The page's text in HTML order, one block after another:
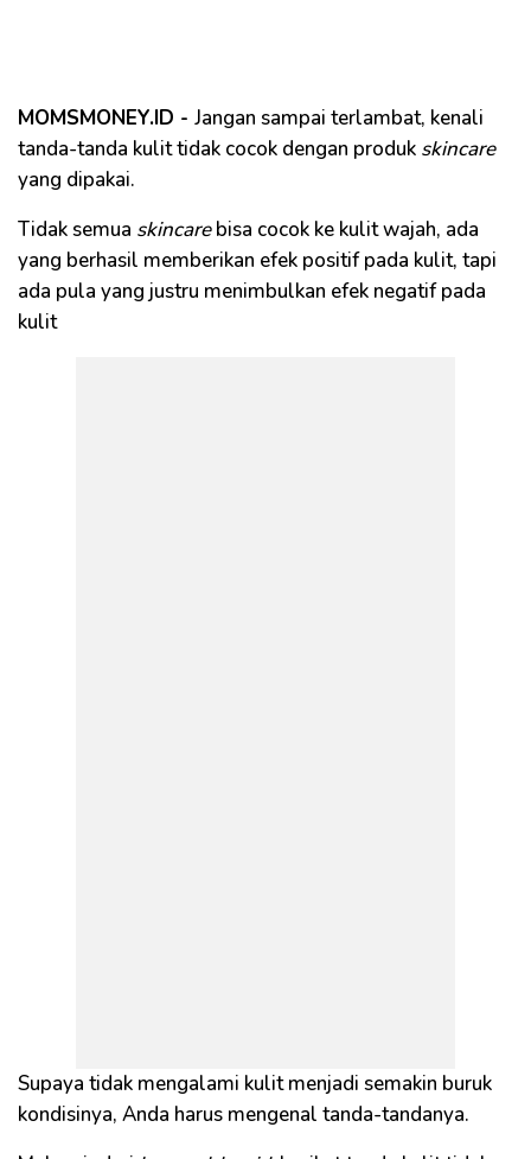
MOMSMONEY.ID - Jangan sampai terlambat, kenali
tanda-tanda kulit tidak cocok dengan produk skincare
yang dipakai.
Tidak semua skincarebisa cocok ke kulit wajah, ada
yang berhasil memberikan efek positif pada kulit, tapi
ada pula yang justru menimbulkan efek negatif pada
kulit
Supaya tidak mengalami kulit menjadi semakin buruk
kondisinya, Anda harus mengenal tanda-tandanya.